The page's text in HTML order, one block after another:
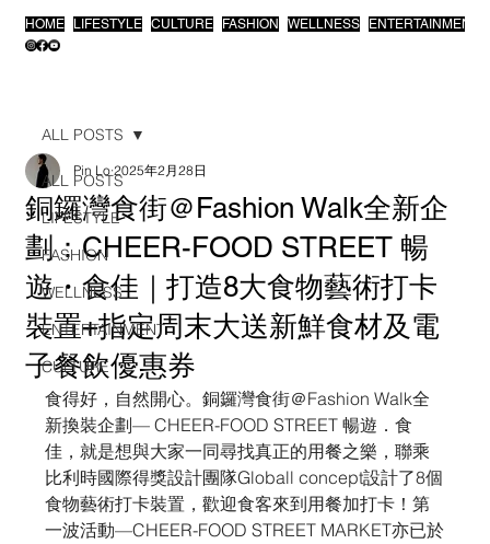
HOME LIFESTYLE CULTURE FASHION WELLNESS ENTERTAINMENT
ALL POSTS
LIFESTYLE
FASHION
WELLNESS
ENTERTAINMENT
CULTURE
ALL POSTS
銅鑼灣食街＠Fashion Walk全新企
劃：CHEER-FOOD STREET 暢
遊・食佳｜打造8大食物藝術打卡
裝置+指定周末大送新鮮食材及電
子餐飲優惠券
Pin Lo 2025年2月28日
食得好，自然開心。銅鑼灣食街＠Fashion Walk全
新換裝企劃— CHEER-FOOD STREET 暢遊．食
佳，就是想與大家一同尋找真正的用餐之樂，聯乘
比利時國際得獎設計團隊Globall concept設計了8個
食物藝術打卡裝置，歡迎食客來到用餐加打卡！第
一波活動—CHEER-FOOD STREET MARKET亦已於